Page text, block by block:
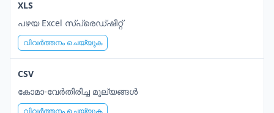
XLS
പഴയ Excel സ്പ്രെഡ്ഷീറ്റ്
വിവർത്തനം ചെയ്യുക
CSV
കോമാ-വേർതിരിച്ച മൂല്യങ്ങൾ
വിവർത്തനം ചെയ്യുക